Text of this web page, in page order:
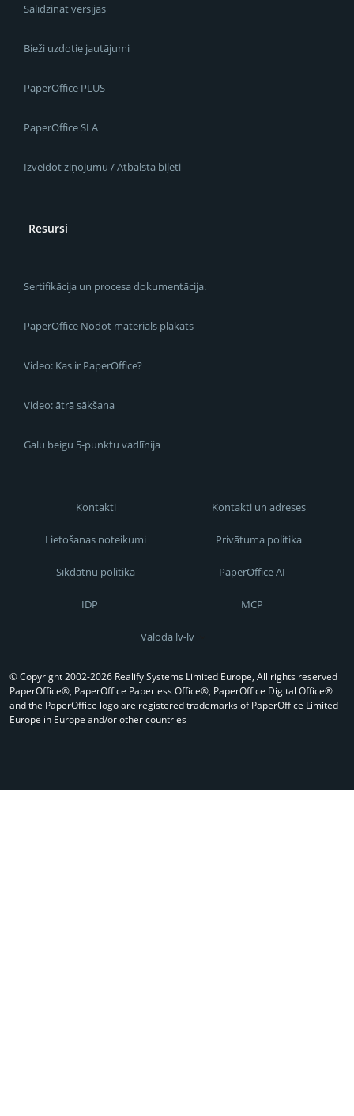
Salīdzināt versijas
Bieži uzdotie jautājumi
PaperOffice PLUS
PaperOffice SLA
Izveidot ziņojumu / Atbalsta biļeti
Resursi
Sertifikācija un procesa dokumentācija.
PaperOffice Nodot materiāls plakāts
Video: Kas ir PaperOffice?
Video: ātrā sākšana
Galu beigu 5-punktu vadlīnija
Kontakti Kontakti un adreses
Lietošanas noteikumi Privātuma politika
Sīkdatņu politika PaperOffice AI
IDP MCP
Valoda lv-lv
© Copyright 2002-2026 Realify Systems Limited Europe, All rights reserved
PaperOffice®, PaperOffice Paperless Office®, PaperOffice Digital Office®
and the PaperOffice logo are registered trademarks of PaperOffice Limited
Europe in Europe and/or other countries